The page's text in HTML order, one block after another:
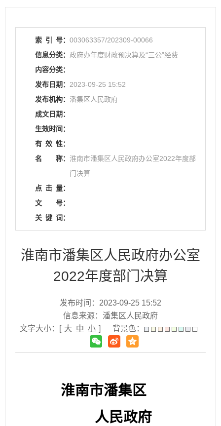
索 引 号： 003063357/202309-00066
信息分类： 政府办年度财政预决算及“三公”经费
内容分类：
发布日期： 2023-09-25 15:52
发布机构： 潘集区人民政府
成文日期：
生效时间：
有 效 性：
名
称： 淮南市潘集区人民政府办公室2022年度部
门决算
点 击 量：
文
号：
关 键 词：
淮南市潘集区人民政府办公室
2022年度部门决算
发布时间：2023-09-25 15:52
信息来源：潘集区人民政府
文字大小：[ 大 中 小 ] 背景色：
淮南市潘集区
人民政府